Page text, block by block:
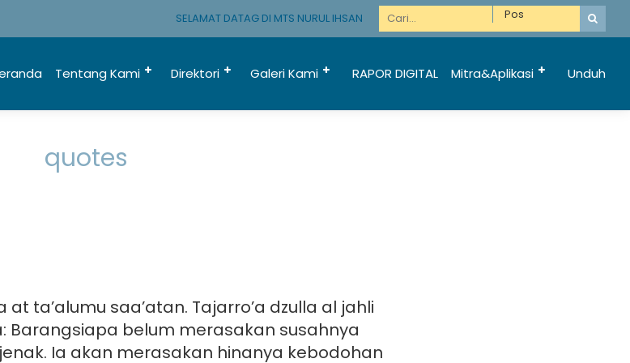
SELAMAT DATAG DI MTS NURUL IHSAN TEMPEH LUMAJANG
Tentang Kami Direktori Galeri Kami RAPOR DIGITAL Mitra&Aplikasi Unduh
quotes
at ta’alumu saa’atan. Tajarro’a dzulla al jahli
Barangsiapa belum merasakan susahnya
Ia akan merasakan hinanya kebodohan